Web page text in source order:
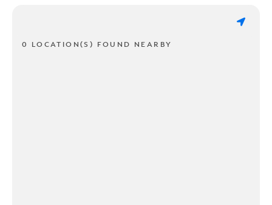
0 LOCATION(S) FOUND NEARBY